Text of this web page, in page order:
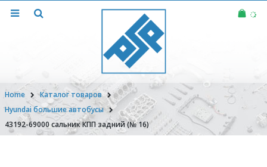
Home
Каталог товаров
Hyundai большие автобусы
43192-69000 сальник КПП задний (№ 16)